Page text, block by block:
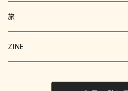
絵本 児童書
詩 エッセイ 小説
エッセイ
暮らし
絵本
旅
ZINE